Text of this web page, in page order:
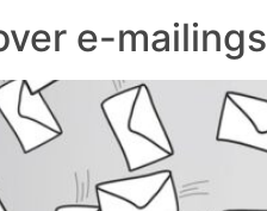
e-mailings